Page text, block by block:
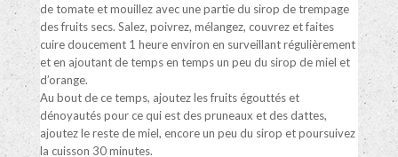
de tomate et mouillez avec une partie du sirop de trempage
des fruits secs. Salez, poivrez, mélangez, couvrez et faites
cuire doucement 1 heure environ en surveillant régulièrement
et en ajoutant de temps en temps un peu du sirop de miel et
d’orange.
Au bout de ce temps, ajoutez les fruits égouttés et
dénoyautés pour ce qui est des pruneaux et des dattes,
ajoutez le reste de miel, encore un peu du sirop et poursuivez
la cuisson 30 minutes.